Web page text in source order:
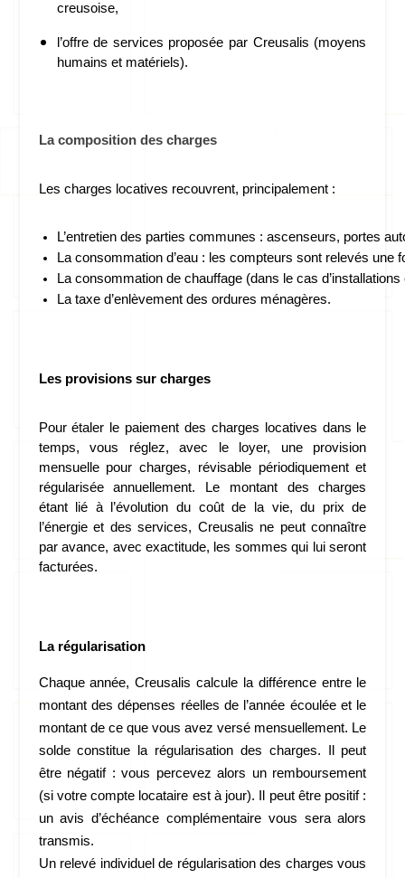
creusoise,
l’offre de services proposée par Creusalis (moyens
humains et matériels).
La composition des charges
Les charges locatives recouvrent, principalement :
L’entretien des parties communes : ascenseurs, portes
La consommation d’eau : les compteurs sont relevés
La consommation de chauffage (dans le cas
La taxe d’enlèvement des ordures ménagères.
Les provisions sur charges
Pour étaler le paiement des charges locatives dans le
temps, vous réglez, avec le loyer, une provision
mensuelle pour charges, révisable périodiquement et
régularisée annuellement. Le montant des charges
étant lié à l’évolution du coût de la vie, du prix de
l’énergie et des services, Creusalis ne peut connaître
par avance, avec exactitude, les sommes qui lui seront
facturées.
La régularisation
Chaque année, Creusalis calcule la différence entre le
montant des dépenses réelles de l’année écoulée et le
montant de ce que vous avez versé mensuellement. Le
solde constitue la régularisation des charges. Il peut
être négatif : vous percevez alors un remboursement
(si votre compte locataire est à jour). Il peut être positif :
un avis d’échéance complémentaire vous sera alors
transmis.
Un relevé individuel de régularisation des charges vous